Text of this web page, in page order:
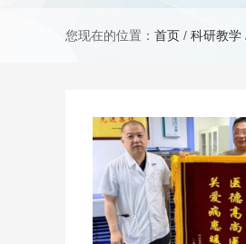
您现在的位置： 首页 / 科研教学